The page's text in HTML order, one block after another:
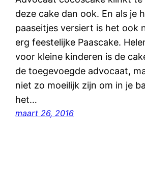
deze cake dan ook. En als je
paaseitjes versiert is het ook
erg feestelijke Paascake.
voor kleine kinderen is de
de toegevoegde advocaat,
niet zo moeilijk zijn om in je
het…
maart 26, 2016